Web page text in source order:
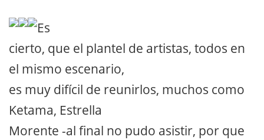
Es
cierto, que el plantel de artistas, todos en
el mismo escenario,
es muy difícil de reunirlos, muchos como
Ketama, Estrella
Morente -al final no pudo asistir, por que